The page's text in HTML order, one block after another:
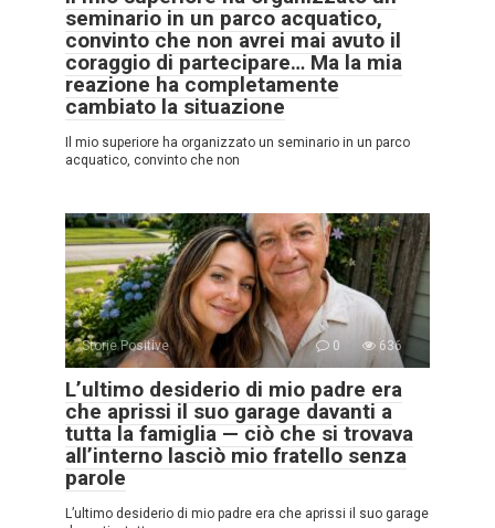
seminario in un parco acquatico,
convinto che non avrei mai avuto il
coraggio di partecipare… Ma la mia
reazione ha completamente
cambiato la situazione
Il mio superiore ha organizzato un seminario in un parco
acquatico, convinto che non
Storie Positive 0 636
L’ultimo desiderio di mio padre era
che aprissi il suo garage davanti a
tutta la famiglia — ciò che si trovava
all’interno lasciò mio fratello senza
parole
L’ultimo desiderio di mio padre era che aprissi il suo garage